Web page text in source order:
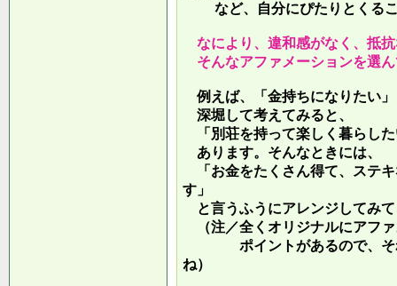
など、自分にぴたりとくるこ
なにより、違和感がなく、抵
そんなアファメーションを選
例えば、「金持ちになりたい
深堀して考えてみると、
「別荘を持って楽しく暮らし
あります。そんなときには、
「お金をたくさん得て、ステ
す」
と言うふうにアレンジしてみ
（注／全くオリジナルにアフ
ポイントがあるので、それ
ね）